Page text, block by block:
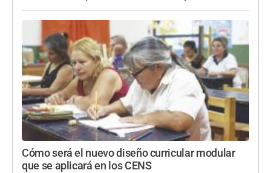
Cómo será el nuevo diseño curricular modular
que se aplicará en los CENS